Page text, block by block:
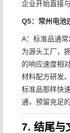
企业开始直接
Q5：常州电池
A：标准品通
为源头工厂，
的响应速度相
材料配方研发
标准品那样快
通，预留充足的
7. 结尾与